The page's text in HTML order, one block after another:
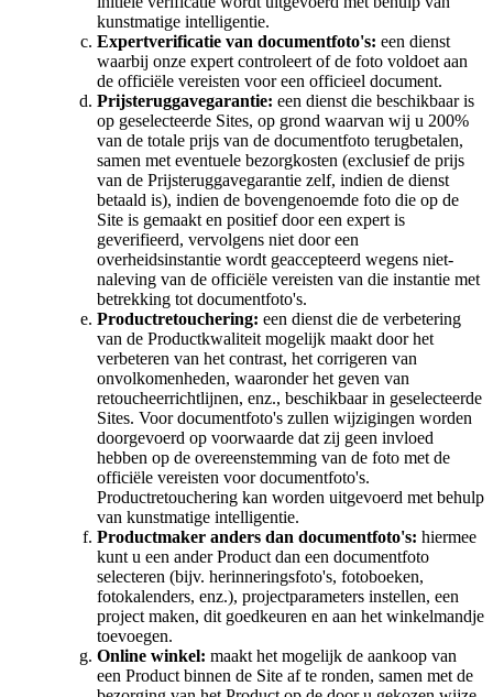
kunstmatige intelligentie.
Expertverificatie van documentfoto's: een dienst
waarbij onze expert controleert of de foto voldoet aan
de officiële vereisten voor een officieel document.
Prijsteruggavegarantie: een dienst die beschikbaar is
op geselecteerde Sites, op grond waarvan wij u 200%
van de totale prijs van de documentfoto terugbetalen,
samen met eventuele bezorgkosten (exclusief de prijs
van de Prijsteruggavegarantie zelf, indien de dienst
betaald is), indien de bovengenoemde foto die op de
Site is gemaakt en positief door een expert is
geverifieerd, vervolgens niet door een
overheidsinstantie wordt geaccepteerd wegens niet-
naleving van de officiële vereisten van die instantie met
betrekking tot documentfoto's.
Productretouchering: een dienst die de verbetering
van de Productkwaliteit mogelijk maakt door het
verbeteren van het contrast, het corrigeren van
onvolkomenheden, waaronder het geven van
retoucheerrichtlijnen, enz., beschikbaar in geselecteerde
Sites. Voor documentfoto's zullen wijzigingen worden
doorgevoerd op voorwaarde dat zij geen invloed
hebben op de overeenstemming van de foto met de
officiële vereisten voor documentfoto's.
Productretouchering kan worden uitgevoerd met behulp
van kunstmatige intelligentie.
Productmaker anders dan documentfoto's: hiermee
kunt u een ander Product dan een documentfoto
selecteren (bijv. herinneringsfoto's, fotoboeken,
fotokalenders, enz.), projectparameters instellen, een
project maken, dit goedkeuren en aan het winkelmandje
toevoegen.
Online winkel: maakt het mogelijk de aankoop van
een Product binnen de Site af te ronden, samen met de